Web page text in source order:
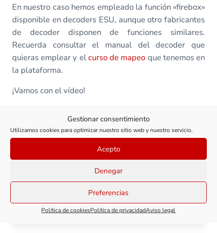
Gestionar consentimiento
Utilizamos cookies para optimizar nuestro sitio web y nuestro servicio.
Acepto
Denegar
Preferencias
Política de cookiesPolítica de privacidadAviso legal
En nuestro caso hemos empleado la función «firebox»
disponible en decoders ESU, aunque otro fabricantes
de decoder disponen de funciones similares.
Recuerda consultar el manual del decoder que
quieras emplear y elcurso de mapeo que tenemos en
la plataforma.
¡Vamos con el vídeo!
Todas las clases de este curso
030T Schneider: Mantenimiento
Ver clase030T Schneider: